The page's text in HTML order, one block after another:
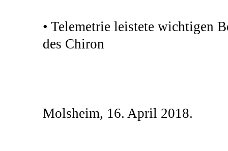
• Telemetrie leistete wichtigen
des Chiron
Molsheim, 16. April 2018.